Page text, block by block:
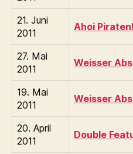
21. Juni
2011
Ahoi Piraten!
27. Mai
2011
Weisser
19. Mai
2011
Weisser
20. April
2011
Double